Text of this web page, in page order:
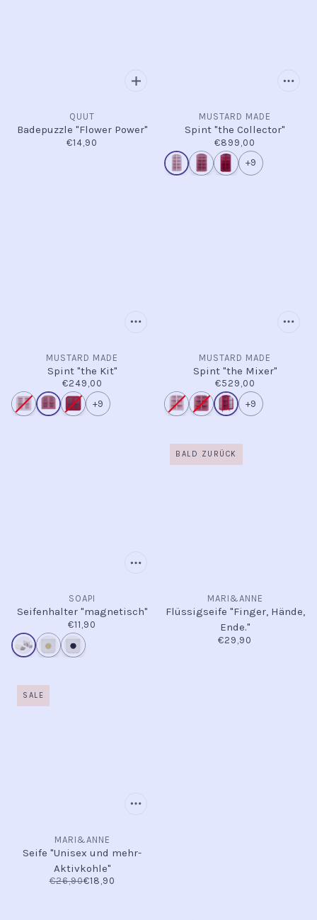
QUUT
Badepuzzle "Flower Power"
€14,90
MUSTARD MADE
Spint "the Collector"
€899,00
+9
MUSTARD MADE
Spint "the Kit"
€249,00
+9
MUSTARD MADE
Spint "the Mixer"
€529,00
+9
SOAPI
Seifenhalter "magnetisch"
€11,90
BALD ZURÜCK
MARI&ANNE
Flüssigseife "Finger, Hände,
Ende."
€29,90
SALE
MARI&ANNE
Seife "Unisex und mehr-
Aktivkohle"
€26,90€18,90